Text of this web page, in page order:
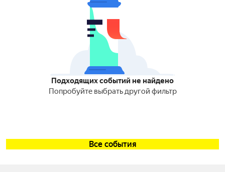
Подходящих событий не найдено
Попробуйте выбрать другой фильтр
Все события